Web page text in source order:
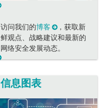
访问我们的博客
，获取新
鲜观点、战略建议和最新的
网络安全发展动态。
信息图表